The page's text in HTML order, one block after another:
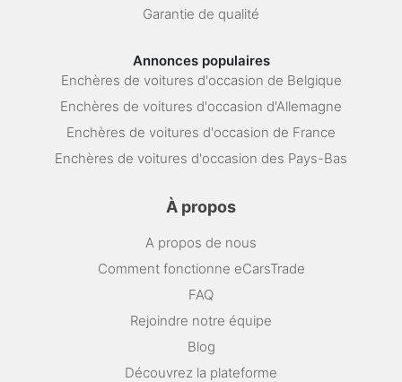
Garantie de qualité
Annonces populaires
Enchères de voitures d'occasion de Belgique
Enchères de voitures d'occasion d'Allemagne
Enchères de voitures d'occasion de France
Enchères de voitures d'occasion des Pays-Bas
À propos
A propos de nous
Comment fonctionne eCarsTrade
FAQ
Rejoindre notre équipe
Blog
Découvrez la plateforme